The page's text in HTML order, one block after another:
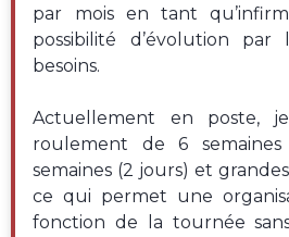
par mois en tant
possibilité d’évolution
besoins.
Actuellement en poste,
roulement de 6
semaines (2 jours) et
ce qui permet une
fonction de la tournée